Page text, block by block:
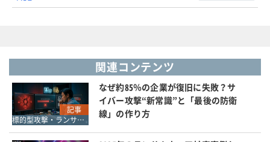
関連コンテンツ
記事
標的型攻撃・ランサムウェア対策
なぜ約85％の企業が復旧に失敗？サ
イバー攻撃“新常識”と「最後の防衛
線」の作り方